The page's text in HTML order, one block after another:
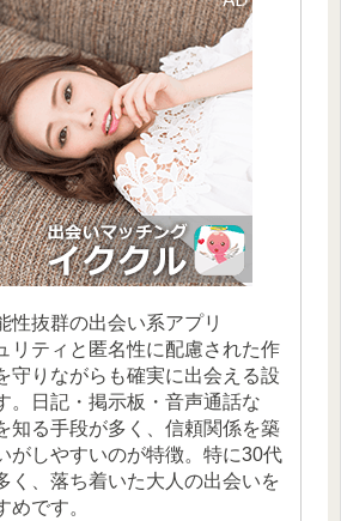
性抜群の出会い系アプリ
リティと匿名性に配慮された作
守りながらも確実に出会える設
。日記・掲示板・音声通話な
知る手段が多く、信頼関係を築
がしやすいのが特徴。特に30代
く、落ち着いた大人の出会いを
めです。